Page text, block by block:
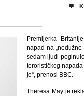

Premijerka
napad na
sedam ljudi
terorističkog
je“, prenosi BBC.
Theresa May je